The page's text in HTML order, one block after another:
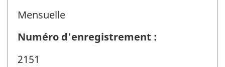
Mensuelle
Numéro d'enregistrement :
2151